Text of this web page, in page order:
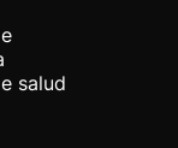
salud